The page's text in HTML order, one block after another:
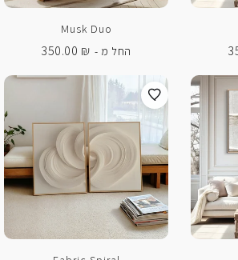
Musk Duo
החל מ -
350.00 ₪